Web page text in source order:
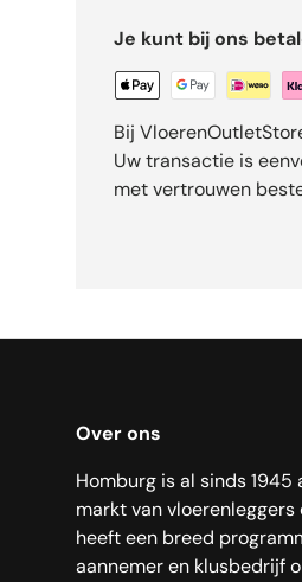
Je kunt bij ons
Bij
Uw transactie is
met vertrouwen
Over ons
Homburg is al sinds
markt van
heeft een breed
aannemer en klusbedrijf